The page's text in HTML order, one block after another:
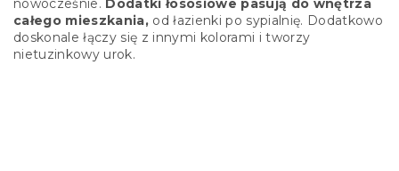
nowocześnie. Dodatki łososiowe pasują do wnętrza
całego mieszkania, od łazienki po sypialnię. Dodatkowo
doskonale łączy się z innymi kolorami i tworzy
nietuzinkowy urok.